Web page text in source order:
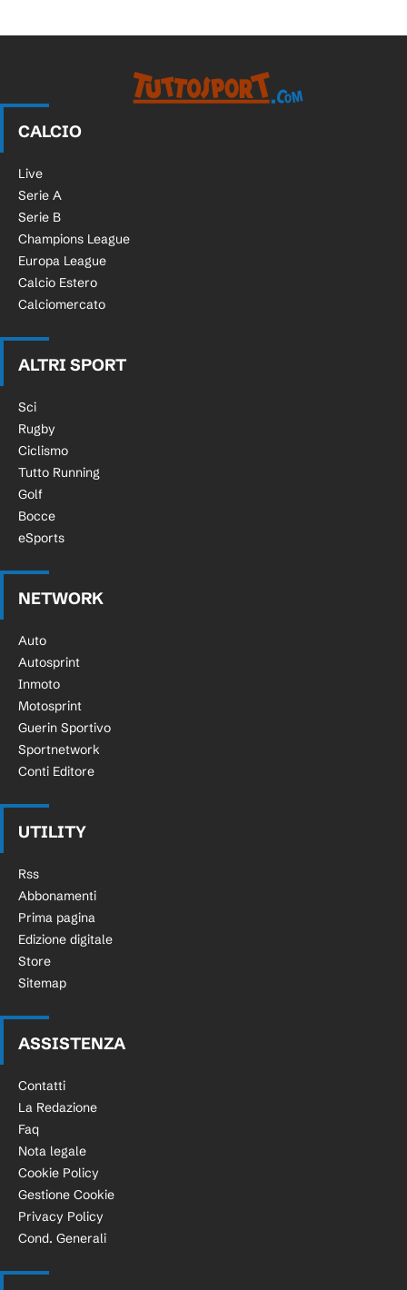
CALCIO
Live
Serie A
Serie B
Champions League
Europa League
Calcio Estero
Calciomercato
ALTRI SPORT
Sci
Rugby
Ciclismo
Tutto Running
Golf
Bocce
eSports
NETWORK
Auto
Autosprint
Inmoto
Motosprint
Guerin Sportivo
Sportnetwork
Conti Editore
UTILITY
Rss
Abbonamenti
Prima pagina
Edizione digitale
Store
Sitemap
ASSISTENZA
Contatti
La Redazione
Faq
Nota legale
Cookie Policy
Gestione Cookie
Privacy Policy
Cond. Generali